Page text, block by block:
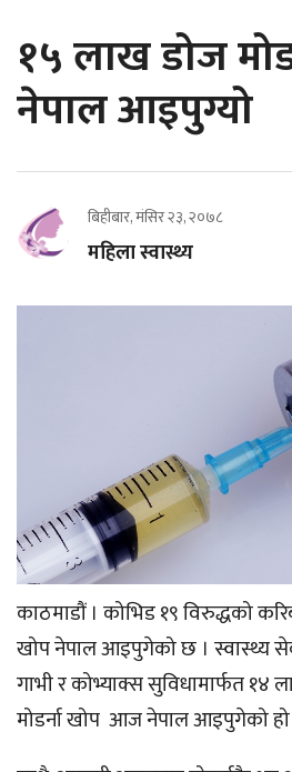
१५ लाख डोज
नेपाल आइपुग्यो
बिहीबार, मंसिर २३, २०७८
महिला स्वास्थ्य
काठमाडौं । कोभिड १९ विरुद्धको
खोप नेपाल आइपुगेको छ । स्वास्थ्य
गाभी र कोभ्याक्स सुविधामार्फत १४
मोडर्ना खोप आज नेपाल आइपुगेको हो